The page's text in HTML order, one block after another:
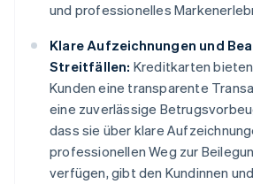
und professionelles
Klare Aufzeichnungen und
Streitfällen: Kreditkarten
Kunden eine transparente
eine zuverlässige
dass sie über klare
professionellen Weg zur
verfügen, gibt den Kundinnen